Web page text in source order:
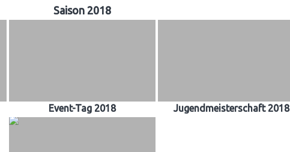
Saison 2018
Event-Tag 2018 Jugendmeisterschaft 2018